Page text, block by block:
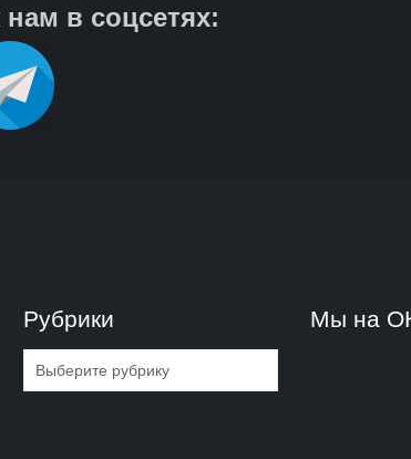
в соцсетях:
Рубрики
Рубрики
Мы на